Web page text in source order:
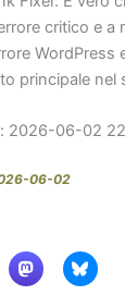
critico e
WordPress
principale
2026-06-02
06-02